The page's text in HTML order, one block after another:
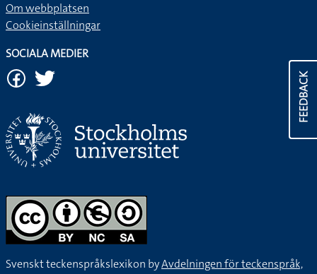
FEEDBACK
Om webbplatsen
Cookieinställningar
SOCIALA MEDIER
Svenskt teckenspråkslexikon byAvdelningen för teckenspråk,